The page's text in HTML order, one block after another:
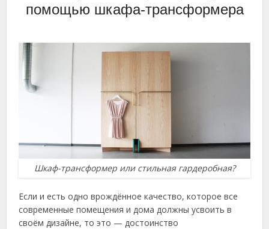
помощью шкафа-трансформера
Шкаф-трансформер или стильная гардеробная?
Если и есть одно врождённое качество, которое все
современные помещения и дома должны усвоить в
своём дизайне, то это — достоинство